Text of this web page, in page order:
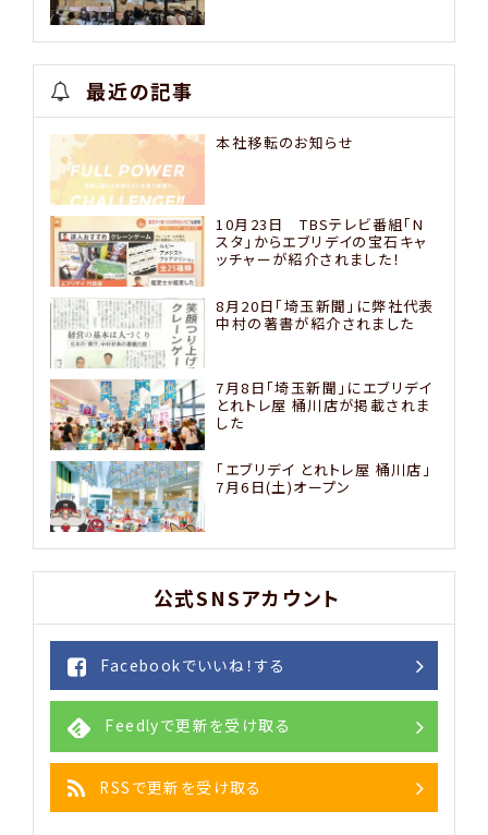
最近の記事
本社移転のお知らせ
10月23日 TBSテレビ番組「N
スタ」からエブリデイの宝石キャ
ッチャーが紹介されました！
8月20日「埼玉新聞」に弊社代表
中村の著書が紹介されました
7月8日「埼玉新聞」にエブリデイ
とれトレ屋 桶川店が掲載されま
した
「エブリデイ とれトレ屋 桶川店」
7月6日(土)オープン
公式SNSアカウント
Facebookでいいね！する
Feedlyで更新を受け取る
RSSで更新を受け取る